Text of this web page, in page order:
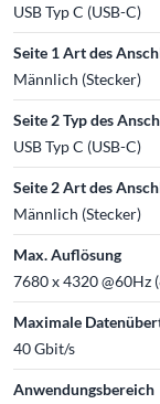
USB Typ C (USB-C)
Seite 1 Art des
Männlich (Stecker)
Seite 2 Typ des
USB Typ C (USB-C)
Seite 2 Art des
Männlich (Stecker)
Max. Auflösung
7680 x 4320 @60Hz
Maximale
40 Gbit/s
Anwendungsbereich